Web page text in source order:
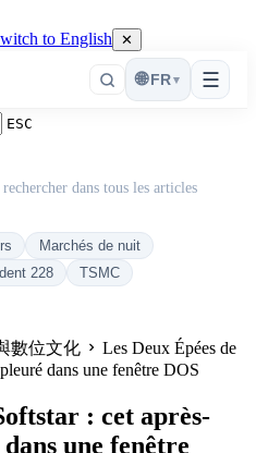
to English ✕
☰
🌐 FR ▾
ESC
dans tous les articles
Marchés de nuit
228
TSMC
數位文化
Les Deux Épées de
dans une fenêtre DOS
: cet après-
une fenêtre